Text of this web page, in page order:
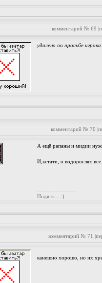
комментарий № 69
удалено по просьбе игрока
комментарий № 70
А ещё рапаны и мидии
И,кстати, о водорослях
--------------------
Нндя-я.... :)
комментарий № 71
канешно хорошо, но их